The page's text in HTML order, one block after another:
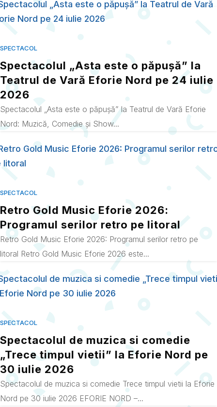
Spectacolul „Asta este o păpușă” la
Teatrul de Vară Eforie Nord pe 24 iulie
2026
SPECTACOL
Spectacolul „Asta este o păpușă” la Teatrul de Vară Eforie
Nord: Muzică, Comedie și Show...
Retro Gold Music Eforie 2026:
Programul serilor retro pe litoral
SPECTACOL
Retro Gold Music Eforie 2026: Programul serilor retro pe
litoral Retro Gold Music Eforie 2026 este...
Spectacolul de muzica si comedie
„Trece timpul vietii” la Eforie Nord pe
30 iulie 2026
SPECTACOL
Spectacolul de muzica si comedie Trece timpul vietii la Eforie
Nord pe 30 iulie 2026 EFORIE NORD –...